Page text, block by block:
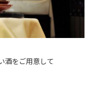
酒をご用意して